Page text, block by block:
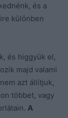
és a
különben
és higgyük el,
majd valami
azt állítjuk,
többet, vagy
A